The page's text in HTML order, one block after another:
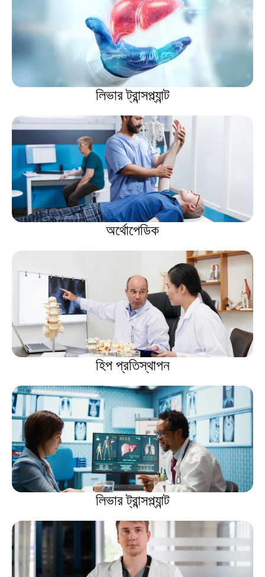
লিভার ট্রান্সপ্ল্যান্ট
অর্থোপেডিক
হিপ প্রতিস্থাপন
লিভার ট্রান্সপ্ল্যান্ট